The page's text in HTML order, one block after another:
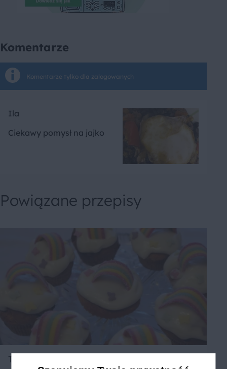
Komentarze
Komentarze tylko dla zalogowanych
Ila
Ciekawy pomysł na jajko
Powiązane przepisy
Tęczowe Babeczki